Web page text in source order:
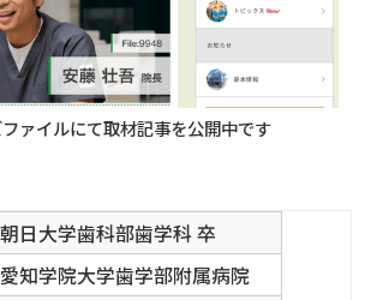
ファイルにて取材記事を公開中です
朝日大学歯科部歯学科 卒
愛知学院大学歯学部附属病院